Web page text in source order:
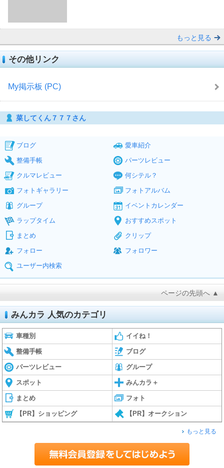
もっと見る
その他リンク
My掲示板 (PC)
菜してくん７７７さん
ブログ
愛車紹介
整備手帳
パーツレビュー
クルマレビュー
何シテル？
フォトギャラリー
フォトアルバム
グループ
イベントカレンダー
ラップタイム
おすすめスポット
まとめ
クリップ
フォロー
フォロワー
ユーザー内検索
ページの先頭へ ▲
みんカラ 人気のカテゴリ
車種別 イイね！
整備手帳 ブログ
パーツレビュー グループ
スポット みんカラ＋
まとめ フォト
【PR】ショッピング 【PR】オークション
もっと見る